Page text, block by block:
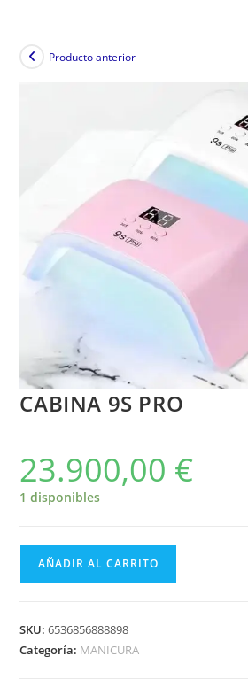
Producto anterior
CABINA 9S PRO
23.900,00 €
1 disponibles
AÑADIR AL CARRITO
SKU:6536856888898
Categoría: MANICURA